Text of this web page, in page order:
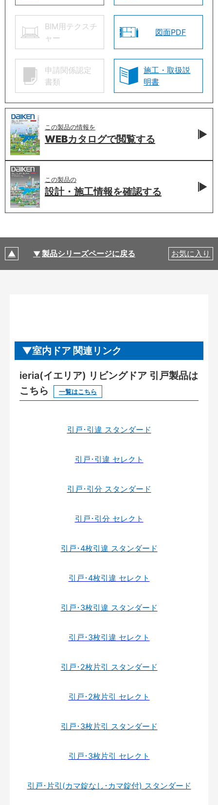
BIM用テクスチ
ャー
図面PDF
申請関係認定
書類
施工・取扱説
明書
この製品の情報を
WEBカタログで閲覧する
この製品の
設計・施工情報を確認する
製品シリーズページに戻る お気に入り
室内ドア 関連リンク
ieria(イエリア) リビングドア 引戸製品は
こちら
一覧はこちら
引戸･引違 スタンダード
引戸･引違 セレクト
引戸･引分 スタンダード
引戸･引分 セレクト
引戸･4枚引違 スタンダード
引戸･4枚引違 セレクト
引戸･3枚引違 スタンダード
引戸･3枚引違 セレクト
引戸･2枚片引 スタンダード
引戸･2枚片引 セレクト
引戸･3枚片引 スタンダード
引戸･3枚片引 セレクト
引戸･片引(カマ錠なし･カマ錠付) スタンダード